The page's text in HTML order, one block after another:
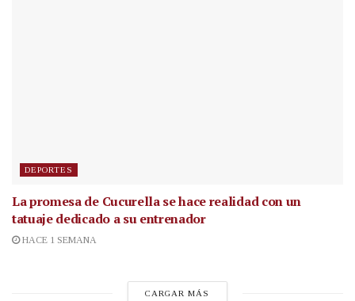
DEPORTES
La promesa de Cucurella se hace realidad con un
tatuaje dedicado a su entrenador
HACE 1 SEMANA
CARGAR MÁS